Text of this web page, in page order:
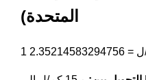
المتحدة)